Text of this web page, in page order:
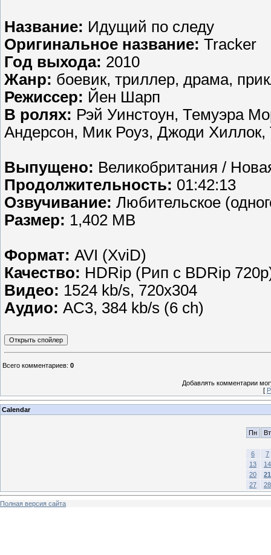
Название: Идущий по следу
Оригинальное название: Tracker
Год выхода: 2010
Жанр: боевик, триллер, драма,
Режиссер: Йен Шарп
В ролях: Рэй Уинстоун, Темуэра
Андерсон, Мик Роуз, Джоди
Выпущено: Великобритания /
Продолжительность: 01:42:13
Озвучивание: Любительское
Размер: 1,402 MB
Формат: AVI (XviD)
Качество: HDRip (Рип с BDRip
Видео: 1524 kb/s, 720x304
Аудио: AC3, 384 kb/s (6 ch)
Всего комментариев: 0
Добавлять комментарии
[
Calendar
Пн Вт
6
7
13
14
20
21
27
28
Полная версия сайта